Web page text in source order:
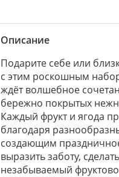
Описание
Подарите себе или
с этим роскошным
ждёт волшебное
бережно покрытых
Каждый фрукт и ягода
благодаря
создающим
выразить заботу,
незабываемый